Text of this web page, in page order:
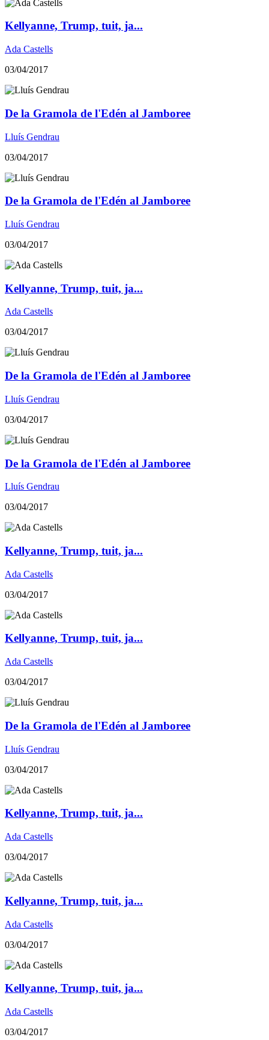
Kellyanne, Trump, tuit, ja...
Ada Castells
03/04/2017
​De la Gramola de l'Edén al Jamboree
Lluís Gendrau
03/04/2017
​De la Gramola de l'Edén al Jamboree
Lluís Gendrau
03/04/2017
Kellyanne, Trump, tuit, ja...
Ada Castells
03/04/2017
​De la Gramola de l'Edén al Jamboree
Lluís Gendrau
03/04/2017
​De la Gramola de l'Edén al Jamboree
Lluís Gendrau
03/04/2017
Kellyanne, Trump, tuit, ja...
Ada Castells
03/04/2017
Kellyanne, Trump, tuit, ja...
Ada Castells
03/04/2017
​De la Gramola de l'Edén al Jamboree
Lluís Gendrau
03/04/2017
Kellyanne, Trump, tuit, ja...
Ada Castells
03/04/2017
Kellyanne, Trump, tuit, ja...
Ada Castells
03/04/2017
Kellyanne, Trump, tuit, ja...
Ada Castells
03/04/2017